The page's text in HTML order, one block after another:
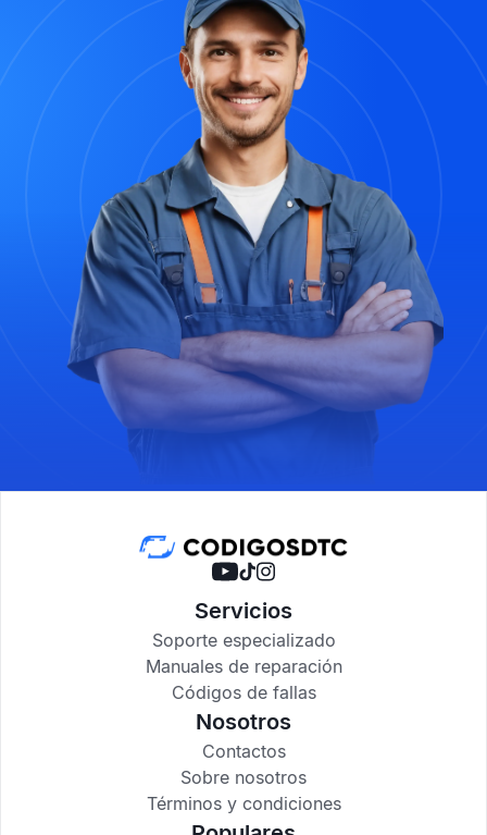
Servicios
Soporte especializado
Manuales de reparación
Códigos de fallas
Nosotros
Contactos
Sobre nosotros
Términos y condiciones